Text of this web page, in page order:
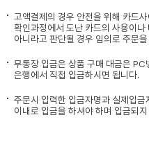
고액결제의 경우 안전을 위해 카드
확인과정에서 도난 카드의 사용이
아니라고 판단될 경우 임의로 주문
무통장 입금은 상품 구매 대금은
은행에서 직접 입금하시면 됩니다.
주문시 입력한 입금자명과 실제입
이내로 입금을 하셔야 하며 입금되